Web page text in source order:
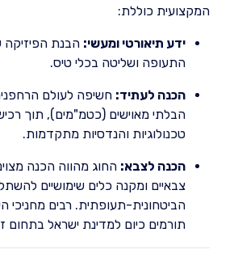
המקצועית כוללת:
ידע תיאורטי ומעשי: הבנת הפיזיקה
התעופה ושליטה בכלי טיס.
הכנה לעתיד: חשיפה לעולם
הבלתי מאוישים (כטמ"מים), תוך
טכנולוגיות והנדסיות מתקדמות.
הכנה לצבא: החוג מהווה הכנה
צבאיים ומקנה כלים שימושיים
הביטחונית-תעופתית. רבים מחניכי
תורמים כיום למדינת ישראל בתחום